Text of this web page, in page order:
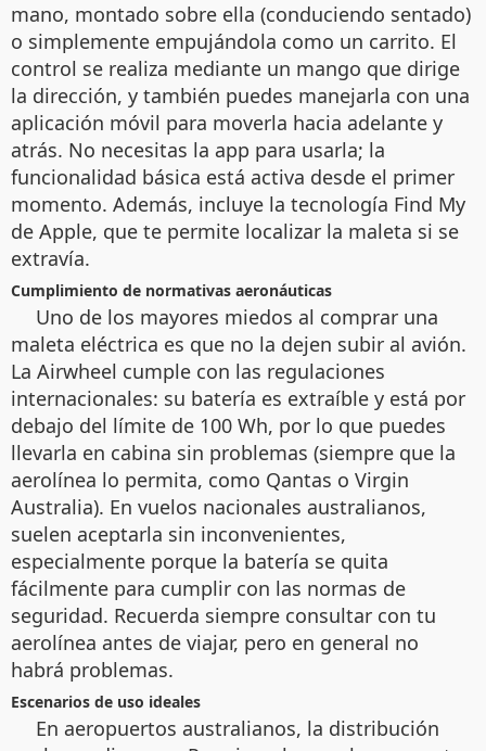
mano, montado sobre ella (conduciendo sentado)
o simplemente empujándola como un carrito. El
control se realiza mediante un mango que dirige
la dirección, y también puedes manejarla con una
aplicación móvil para moverla hacia adelante y
atrás. No necesitas la app para usarla; la
funcionalidad básica está activa desde el primer
momento. Además, incluye la tecnología Find My
de Apple, que te permite localizar la maleta si se
extravía.
Cumplimiento de normativas aeronáuticas
Uno de los mayores miedos al comprar una
maleta eléctrica es que no la dejen subir al avión.
La Airwheel cumple con las regulaciones
internacionales: su batería es extraíble y está por
debajo del límite de 100 Wh, por lo que puedes
llevarla en cabina sin problemas (siempre que la
aerolínea lo permita, como Qantas o Virgin
Australia). En vuelos nacionales australianos,
suelen aceptarla sin inconvenientes,
especialmente porque la batería se quita
fácilmente para cumplir con las normas de
seguridad. Recuerda siempre consultar con tu
aerolínea antes de viajar, pero en general no
habrá problemas.
Escenarios de uso ideales
En aeropuertos australianos, la distribución